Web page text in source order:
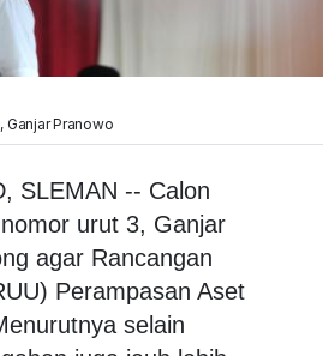
Ganjar Pranowo
SLEMAN -- Calon
urut 3, Ganjar
agar Rancangan
Perampasan Aset
selain